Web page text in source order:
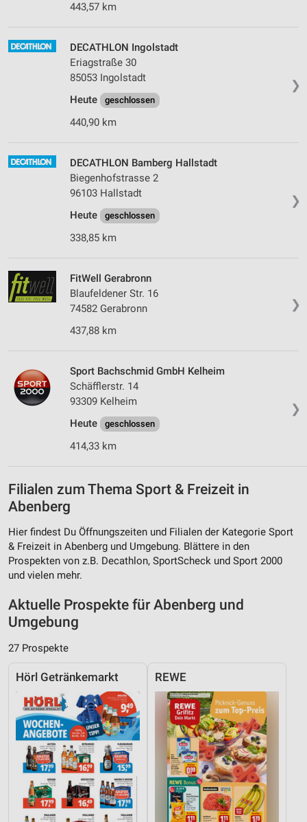
443,57 km
❯
DECATHLON Ingolstadt
Eriagstraße 30
85053 Ingolstadt
Heute
geschlossen
440,90 km
❯
DECATHLON Bamberg Hallstadt
Biegenhofstrasse 2
96103 Hallstadt
Heute
geschlossen
338,85 km
❯
FitWell Gerabronn
Blaufeldener Str. 16
74582 Gerabronn
437,88 km
❯
Sport Bachschmid GmbH Kelheim
Schäfflerstr. 14
93309 Kelheim
Heute
geschlossen
414,33 km
Filialen zum Thema Sport & Freizeit in
Abenberg
Hier findest Du Öffnungszeiten und Filialen der Kategorie Sport
& Freizeit in Abenberg und Umgebung. Blättere in den
Prospekten von z.B. Decathlon, SportScheck und Sport 2000
und vielen mehr.
Aktuelle Prospekte für Abenberg und
Umgebung
27 Prospekte
Hörl Getränkemarkt REWE